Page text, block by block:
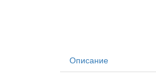
Описание